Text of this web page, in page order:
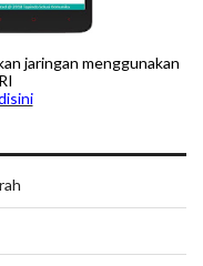
jaringan menggunakan